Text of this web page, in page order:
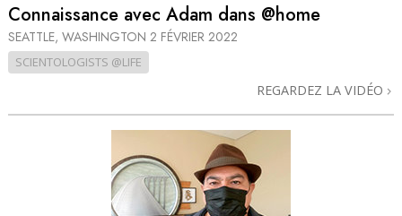
Connaissance avec Adam dans @home
SEATTLE, WASHINGTON 2 FÉVRIER 2022
SCIENTOLOGISTS @LIFE
REGARDEZ LA VIDÉO